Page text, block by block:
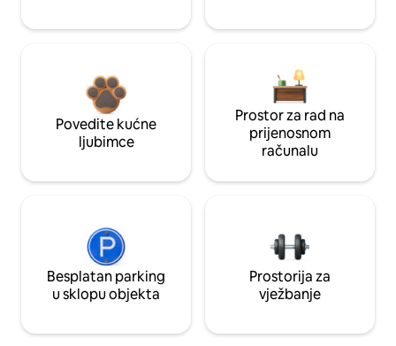
Povedite kućne
ljubimce
Prostor za rad na
prijenosnom
računalu
Besplatan parking
u sklopu objekta
Prostorija za
vježbanje